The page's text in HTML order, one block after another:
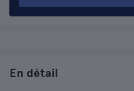
En détail